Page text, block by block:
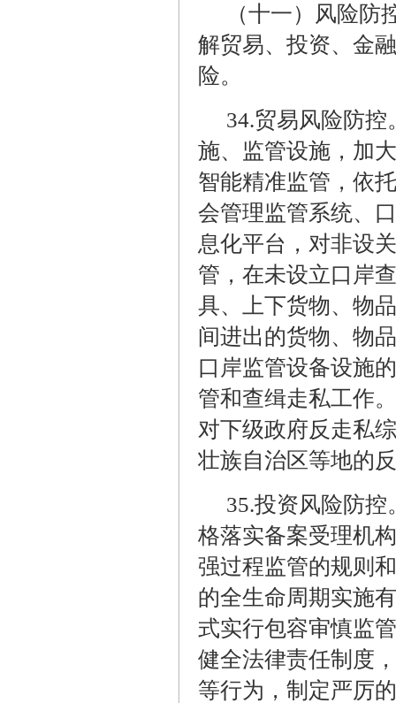
（十一）风险
解贸易、投资、金
险。
34.贸易风险防控
施、监管设施，加
智能精准监管，依
会管理监管系统、
息化平台，对非设
管，在未设立口岸
具、上下货物、物
间进出的货物、物
口岸监管设备设施
管和查缉走私工作
对下级政府反走私
壮族自治区等地的
35.投资风险防控
格落实备案受理机
强过程监管的规则
的全生命周期实施
式实行包容审慎监
健全法律责任制度
等行为，制定严厉